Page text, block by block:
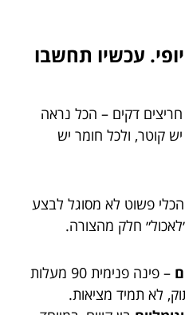
עכשיו תחשבו
חריצים דקים – הכל נראה
קוטר, ולכל חומר יש
פשוט לא מסוגל לבצע
חלק מהצורה.
– פינה פנימית 90 מעלות
לא תמיד מציאות.